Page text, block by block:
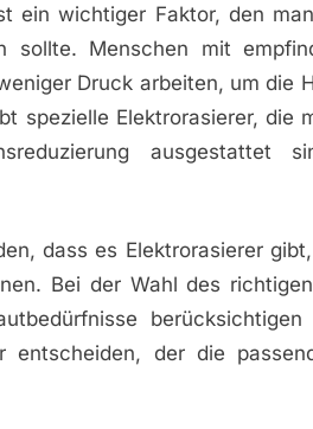
ein wichtiger Faktor, den
sollte. Menschen mit
Druck arbeiten, um die
spezielle Elektrorasierer, die
ausgestattet
dass es Elektrorasierer
Bei der Wahl des
entscheiden, der die